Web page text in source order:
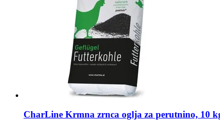
CharLine Krmna zrnca oglja za perutnino, 10